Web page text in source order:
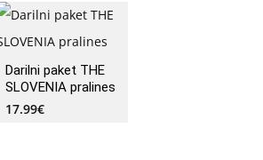
Darilni paket THE
SLOVENIA pralines
17.99€